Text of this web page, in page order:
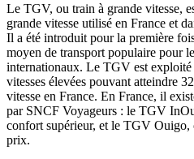
Le TGV, ou train à grande vitesse,
grande vitesse utilisé en France et
Il a été introduit pour la première
moyen de transport populaire pour
internationaux. Le TGV est
vitesses élevées pouvant atteindre
vitesse en France. En France, il
par SNCF Voyageurs : le TGV
confort supérieur, et le TGV Ouigo,
prix.